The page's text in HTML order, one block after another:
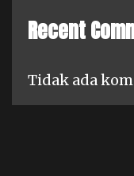
Recent
Tidak ada